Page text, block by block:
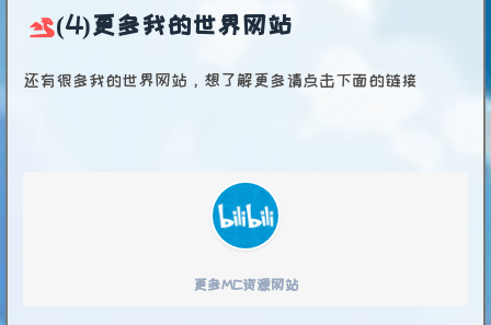
(4)更多我的世界网站
还有很多我的世界网站，想了解更多请点击下面的链接
更多MC资源网站